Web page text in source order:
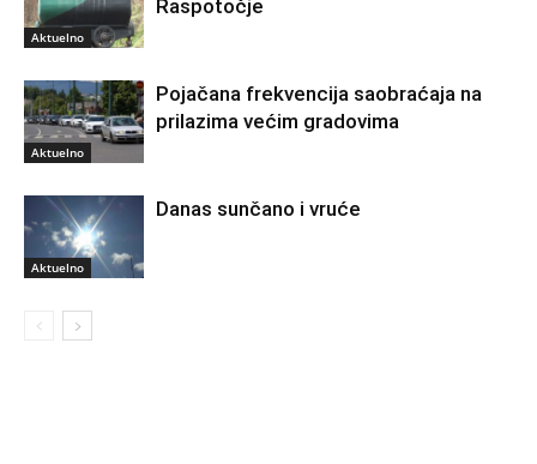
Aktuelno
Raspotočje
Aktuelno
Pojačana frekvencija saobraćaja na
prilazima većim gradovima
Aktuelno
Danas sunčano i vruće